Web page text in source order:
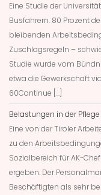
Eine Studie der
Busfahrern. 80 Prozent
bleibenden
Zuschlagsregeln –
Studie wurde vom
etwa die Gewerkschaft
60Continue […]
Belastungen in der
Eine von der Tiroler
zu den
Sozialbereich für AK-
ergeben. Der
Beschäftigten als sehr